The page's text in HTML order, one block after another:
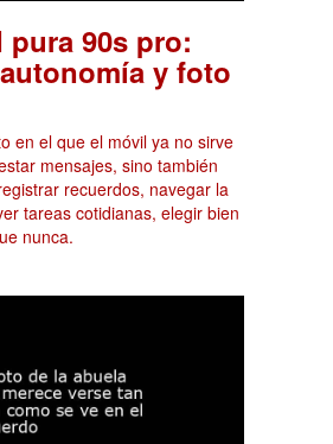
pura 90s pro:
y foto
en el que el móvil ya no sirve
mensajes, sino también
recuerdos, navegar la
tareas cotidianas, elegir bien
nunca.